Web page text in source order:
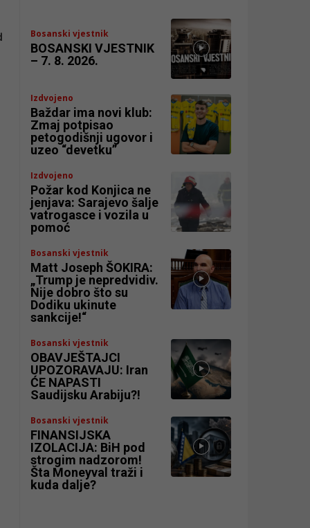
Bosanski vjestnik
BOSANSKI VJESTNIK
– 7. 8. 2026.
Izdvojeno
Baždar ima novi klub:
Zmaj potpisao
petogodišnji ugovor i
uzeo “devetku”
Izdvojeno
Požar kod Konjica ne
jenjava: Sarajevo šalje
vatrogasce i vozila u
pomoć
Bosanski vjestnik
Matt Joseph ŠOKIRA:
„Trump je nepredvidiv.
Nije dobro što su
Dodiku ukinute
sankcije!“
Bosanski vjestnik
OBAVJEŠTAJCI
UPOZORAVAJU: Iran
ĆE NAPASTI
Saudijsku Arabiju?!
Bosanski vjestnik
FINANSIJSKA
IZOLACIJA: BiH pod
strogim nadzorom!
Šta Moneyval traži i
kuda dalje?